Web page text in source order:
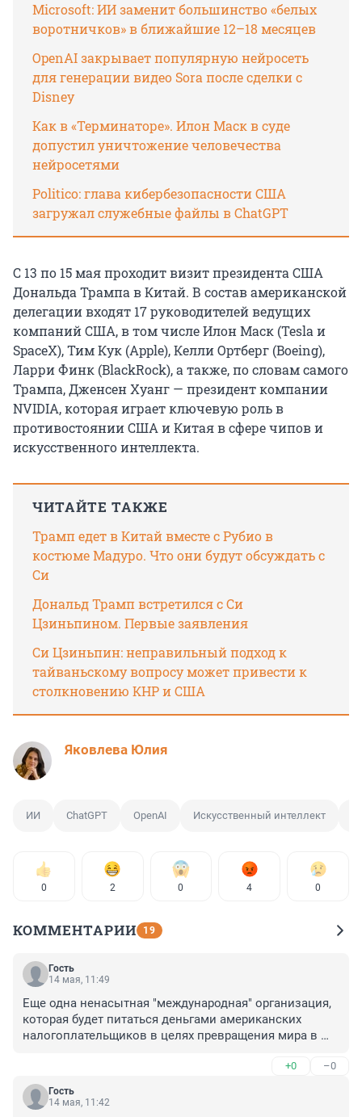
Microsoft: ИИ заменит большинство «белых
воротничков» в ближайшие 12–18 месяцев
OpenAI закрывает популярную нейросеть
для генерации видео Sora после сделки с
Disney
Как в «Терминаторе». Илон Маск в суде
допустил уничтожение человечества
нейросетями
Politico: глава кибербезопасности США
загружал служебные файлы в ChatGPT
С 13 по 15 мая проходит визит президента США
Дональда Трампа в Китай. В состав американской
делегации входят 17 руководителей ведущих
компаний США, в том числе Илон Маск (Tesla и
SpaceX), Тим Кук (Apple), Келли Ортберг (Boeing),
Ларри Финк (BlackRock), а также, по словам самого
Трампа, Дженсен Хуанг — президент компании
NVIDIA, которая играет ключевую роль в
противостоянии США и Китая в сфере чипов и
искусственного интеллекта.
ЧИТАЙТЕ ТАКЖЕ
Трамп едет в Китай вместе с Рубио в
костюме Мадуро. Что они будут обсуждать с
Си
Дональд Трамп встретился с Си
Цзиньпином. Первые заявления
Си Цзиньпин: неправильный подход к
тайваньскому вопросу может привести к
столкновению КНР и США
Яковлева Юлия
ИИ ChatGPT OpenAI Искусственный интеллект
0 2 0 4 0
КОММЕНТАРИИ 19
Гость
14 мая, 11:49
Еще одна ненасытная "международная" организация,
которая будет питаться деньгами американских
налогоплательщиков в целях превращения мира в
+0 –0
Гость
14 мая, 11:42